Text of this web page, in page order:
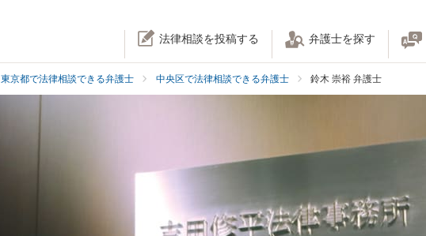
法律相談を投稿する 弁護士を探す
東京都で法律相談できる弁護士 中央区で法律相談できる弁護士 鈴木 崇裕 弁護士